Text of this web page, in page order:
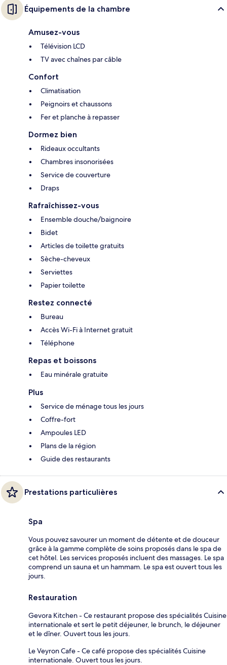
Équipements de la chambre
Amusez-vous
Télévision LCD
TV avec chaînes par câble
Confort
Climatisation
Peignoirs et chaussons
Fer et planche à repasser
Dormez bien
Rideaux occultants
Chambres insonorisées
Service de couverture
Draps
Rafraîchissez-vous
Ensemble douche/baignoire
Bidet
Articles de toilette gratuits
Sèche-cheveux
Serviettes
Papier toilette
Restez connecté
Bureau
Accès Wi-Fi à Internet gratuit
Téléphone
Repas et boissons
Eau minérale gratuite
Plus
Service de ménage tous les jours
Coffre-fort
Ampoules LED
Plans de la région
Guide des restaurants
Prestations particulières
Spa
Vous pouvez savourer un moment de détente et de douceur
grâce à la gamme complète de soins proposés dans le spa de
cet hôtel. Les services proposés incluent des massages. Le spa
comprend un sauna et un hammam. Le spa est ouvert tous les
jours.
Restauration
Gevora Kitchen - Ce restaurant propose des spécialités Cuisine
internationale et sert le petit déjeuner, le brunch, le déjeuner
et le dîner. Ouvert tous les jours.
Le Veyron Cafe - Ce café propose des spécialités Cuisine
internationale. Ouvert tous les jours.